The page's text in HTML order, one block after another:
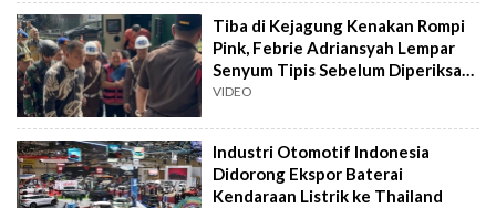
Tiba di Kejagung Kenakan Rompi
Pink, Febrie Adriansyah Lempar
Senyum Tipis Sebelum Diperiksa
Tim 9
VIDEO
Industri Otomotif Indonesia
Didorong Ekspor Baterai
Kendaraan Listrik ke Thailand